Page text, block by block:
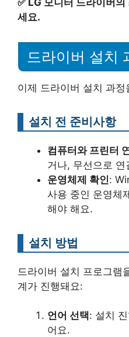
✅ LG 모니터 드라이버
세요.
드라이버 설치
이제 드라이버 설치 과
설치 전 준비사항
컴퓨터와 프린터
거나, 무선으로 연
운영체제 확인:
사용 중인 운영체
해야 해요.
설치 방법
드라이버 설치 프로그램
계가 진행돼요:
언어 선택: 설치
어요.